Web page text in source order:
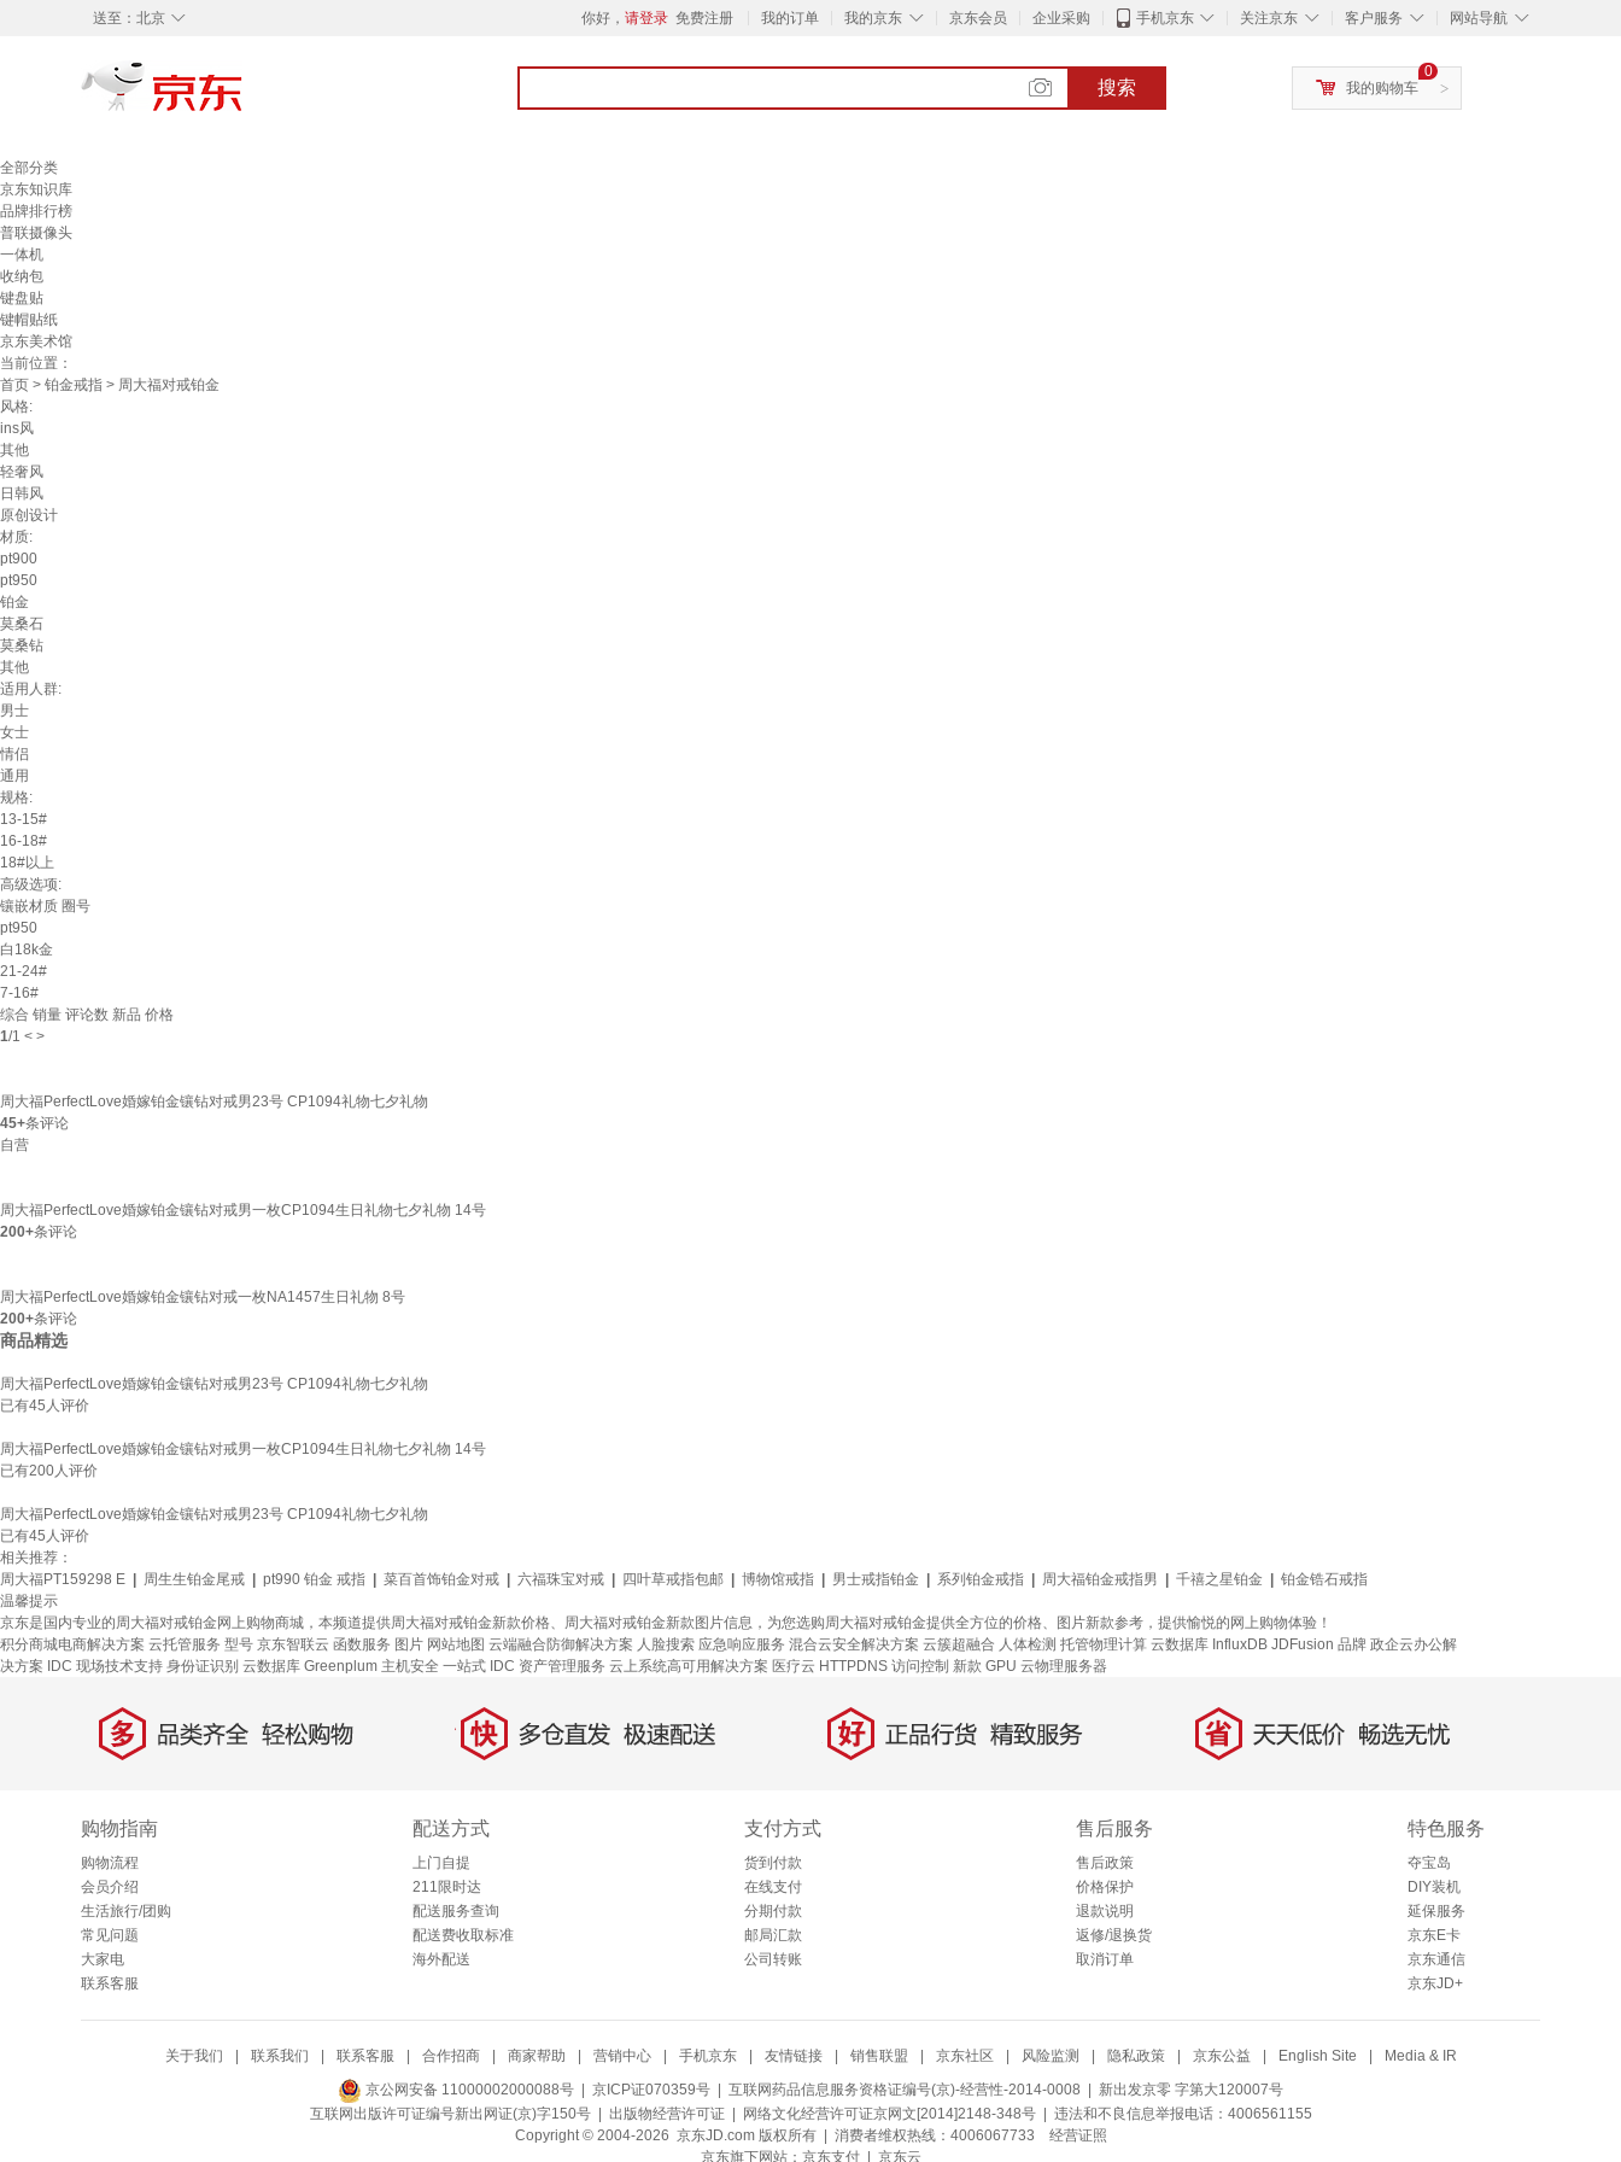
◇
送至： 北京 你好， 请登录 免费注册 我的订单 ◇
我的京东 京东会员 企业采购 ◇
手机京东 ◇
关注京东 ◇
客户服务 ◇
网站导航
搜索 >
0
我的购物车
全部分类
京东知识库
品牌排行榜
普联摄像头
一体机
收纳包
键盘贴
键帽贴纸
京东美术馆
当前位置：
首页 > 铂金戒指 > 周大福对戒铂金
风格:
ins风
其他
轻奢风
日韩风
原创设计
材质:
pt900
pt950
铂金
莫桑石
莫桑钻
其他
适用人群:
男士
女士
情侣
通用
规格:
13-15#
16-18#
18#以上
高级选项:
镶嵌材质 圈号
pt950
白18k金
21-24#
7-16#
综合 销量 评论数 新品 价格
1/1 < >
周大福PerfectLove婚嫁铂金镶钻对戒男23号 CP1094礼物七夕礼物
45+条评论
自营
周大福PerfectLove婚嫁铂金镶钻对戒男一枚CP1094生日礼物七夕礼物 14号
200+条评论
周大福PerfectLove婚嫁铂金镶钻对戒一枚NA1457生日礼物 8号
200+条评论
商品精选
周大福PerfectLove婚嫁铂金镶钻对戒男23号 CP1094礼物七夕礼物
已有45 人评价
周大福PerfectLove婚嫁铂金镶钻对戒男一枚CP1094生日礼物七夕礼物 14号
已有200人评价
周大福PerfectLove婚嫁铂金镶钻对戒男23号 CP1094礼物七夕礼物
已有45 人评价
相关推荐：
周大福PT159298 E
周生生铂金尾戒 pt990 铂金 戒指 菜百首饰铂金对戒 六福珠宝对戒 四叶草戒指包邮 博物馆戒指 男士戒指铂金 系列铂金戒指 周大福铂金戒指男 千禧之星铂金
铂金锆石戒指
温馨提示
京东是国内专业的周大福对戒铂金网上购物商城，本频道提供周大福对戒铂金新款价格、周大福对戒铂金新款图片信息，为您选购周大福对戒铂金提供全方位的价格、图片新款参考，提供愉悦的网上购物体验！
积分商城电商解决方案 云托管服务 型号 京东智联云 函数服务 图片 网站地图 云端融合防御解决方案 人脸搜索 应急响应服务 混合云安全解决方案 云簇超融合 人体检测 托管物理计算 云数据库 InfluxDB JDFusion 品牌 政企云办公解
决方案
IDC 现场技术支持 身份证识别 云数据库 Greenplum 主机安全 一站式 IDC 资产管理服务 云上系统高可用解决方案 医疗云 HTTPDNS 访问控制 新款 GPU 云物理服务器
多 品类齐全，轻松购物 快 多仓直发，极速配送 好 正品行货，精致服务 省 天天低价，畅选无忧
购物指南
购物流程
会员介绍
生活旅行/团购
常见问题
大家电
联系客服
配送方式
上门自提
211限时达
配送服务查询
配送费收取标准
海外配送
支付方式
货到付款
在线支付
分期付款
邮局汇款
公司转账
售后服务
售后政策
价格保护
退款说明
返修/退换货
取消订单
特色服务
夺宝岛
DIY装机
延保服务
京东E卡
京东通信
京东JD+
关于我们 联系我们 联系客服 合作招商 商家帮助 营销中心 手机京东 友情链接 销售联盟 京东社区 风险监测 隐私政策 京东公益 English Site Media & IR
京公网安备 11000002000088号 | 京ICP证070359号 | 互联网药品信息服务资格证编号(京)-经营性-2014-0008 | 新出发京零 字第大120007号
互联网出版许可证编号新出网证(京)字150号 | 出版物经营许可证| 网络文化经营许可证京网文[2014]2148-348号| 违法和不良信息举报电话：4006561155
Copyright © 2004-2026 京东JD.com 版权所有 | 消费者维权热线：4006067733 经营证照
京东旗下网站： 京东支付| 京东云